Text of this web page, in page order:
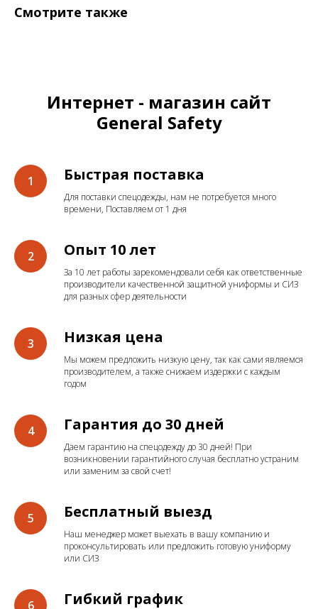
Смотрите также
Интернет - магазин сайт
General Safety
Быстрая поставка
Для поставки спецодежды, нам не потребуется много
времени, Поставляем от 1 дня
Опыт 10 лет
За 10 лет работы зарекомендовали себя как ответственные
производители качественной защитной униформы и СИЗ
для разных сфер деятельности
Низкая цена
Мы можем предложить низкую цену, так как сами являемся
производителем, а также снижаем издержки с каждым
годом
Гарантия до 30 дней
Даем гарантию на спецодежду до 30 дней! При
возникновении гарантийного случая бесплатно устраним
или заменим за свой счет!
Бесплатный выезд
Наш менеджер может выехать в вашу компанию и
проконсультировать или предложить готовую униформу
или СИЗ
Гибкий график